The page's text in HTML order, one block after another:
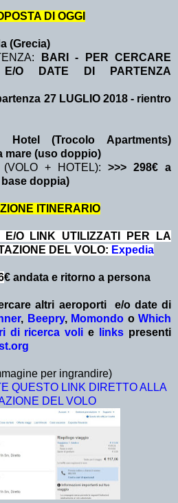
DI OGGI
(Grecia)
BARI - PER CERCARE
E/O DATE DI PARTENZA
27 LUGLIO 2018 - rientro
Hotel (Trocolo Apartments)
mare (uso doppio)
(VOLO + HOTEL): >>> 298€ a
doppia)
ITINERARIO
E/O LINK UTILIZZATI PER LA
DEL VOLO: Expedia
€ andata e ritorno a persona
altri aeroporti e/o date di
, Beepry, Momondo o Which
di ricerca voli e links presenti
per ingrandire)
QUESTO LINK DIRETTO ALLA
DEL VOLO